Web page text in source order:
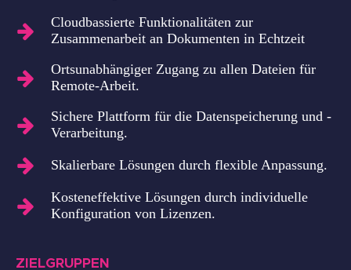
Cloudbassierte Funktionalitäten zur
Zusammenarbeit an Dokumenten in Echtzeit
Ortsunabhängiger Zugang zu allen Dateien für
Remote-Arbeit.
Sichere Plattform für die Datenspeicherung und -
Verarbeitung.
Skalierbare Lösungen durch flexible Anpassung.
Kosteneffektive Lösungen durch individuelle
Konfiguration von Lizenzen.
ZIELGRUPPEN